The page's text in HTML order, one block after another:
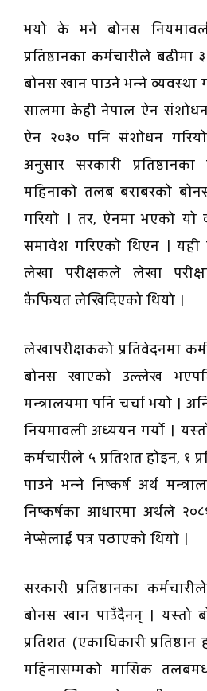
भयो के भने बोनस
प्रतिष्ठानका कर्मचारीले बढीमा
बोनस खान पाउने भन्ने व्यवस्था
सालमा केही नेपाल ऐन संशोधन
ऐन २०३० पनि संशोधन
अनुसार सरकारी
महिनाको तलब बराबरको
गरियो । तर, ऐनमा भएको यो
समावेश गरिएको थिएन । यही
लेखा परीक्षकले लेखा
कैफियत लेखिदिएको थियो ।
लेखापरीक्षकको प्रतिवेदनमा
बोनस खाएको उल्लेख
मन्त्रालयमा पनि चर्चा भयो ।
नियमावली अध्ययन गर्यो ।
कर्मचारीले ५ प्रतिशत होइन, १
पाउने भन्ने निष्कर्ष अर्थ
निष्कर्षका आधारमा अर्थले
नेप्सेलाई पत्र पठाएको थियो ।
सरकारी प्रतिष्ठानका
बोनस खान पाउँदैनन् । यस्तो
प्रतिशत (एकाधिकारी
महिनासम्मको मासिक